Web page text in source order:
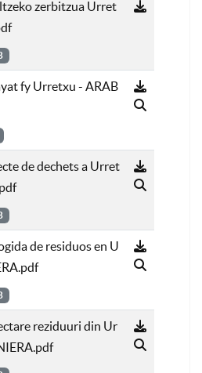
zerbitzua Urret
fy Urretxu - ARAB
de dechets a Urret
de residuos en U
reziduuri din Ur